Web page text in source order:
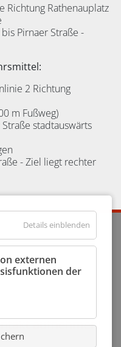
Richtung Rathenauplatz
Pirnaer Straße -
2 Richtung
m Fußweg)
stadtauswärts
- Ziel liegt rechter
aufnehmen!
Details einblenden
externen
der